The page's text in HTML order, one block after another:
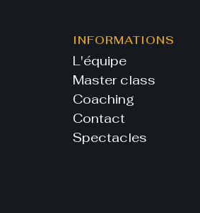
INFORMATIONS
L'équipe
Master class
Coaching
Contact
Spectacles